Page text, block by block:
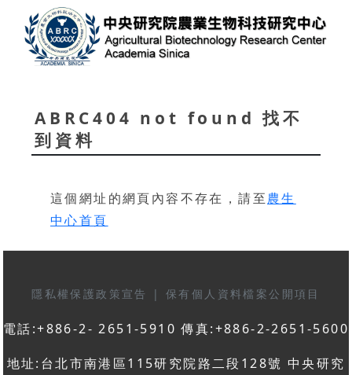
ABRC404 not found 找不
到資料
這個網址的網頁內容不存在，請至農生
中心首頁
隱私權保護政策宣告 | 保有個人資料檔案公開項目
電話:+886-2- 2651-5910 傳真:+886-2-2651-5600
地址:台北市南港區115研究院路二段128號 中央研究